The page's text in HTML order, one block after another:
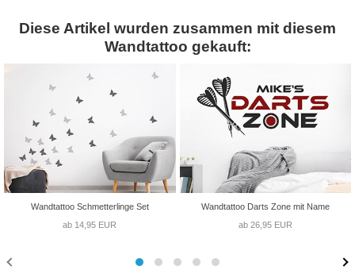
Diese Artikel wurden zusammen mit diesem
Wandtattoo gekauft:
Wandtattoo Schmetterlinge Set
ab 14,95 EUR
Wandtattoo Darts Zone mit Name
ab 26,95 EUR